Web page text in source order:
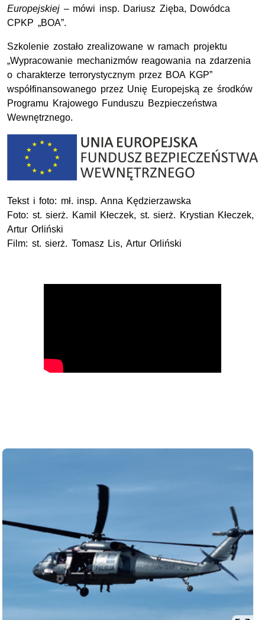
Europejskiej – mówi insp. Dariusz Zięba, Dowódca
CPKP „BOA”.
Szkolenie zostało zrealizowane w ramach projektu
„Wypracowanie mechanizmów reagowania na zdarzenia
o charakterze terrorystycznym przez BOA KGP”
współfinansowanego przez Unię Europejską ze środków
Programu Krajowego Funduszu Bezpieczeństwa
Wewnętrznego.
Tekst i foto: mł. insp. Anna Kędzierzawska
Foto: st. sierż. Kamil Kłeczek, st. sierż. Krystian Kłeczek,
Artur Orliński
Film: st. sierż. Tomasz Lis, Artur Orliński